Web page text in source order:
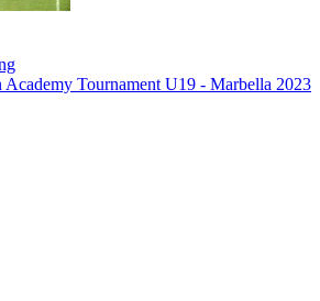
Tournament U19 - Marbella 2023